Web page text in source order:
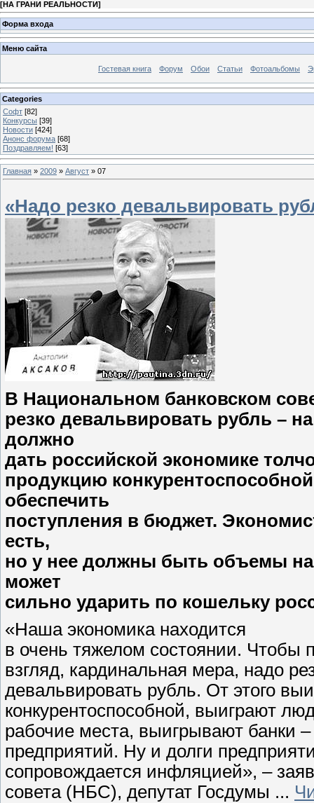
[НА ГРАНИ РЕАЛЬНОСТИ]
Форма входа
Меню сайта
Гостевая книга Форум Обои Статьи Фотоальбомы
Categories
Софт [82]
Конкурсы [39]
Новости [424]
Анонс форума [68]
Поздравляем! [63]
Главная » 2009 » Август » 07
«Надо резко девальвировать
В Национальном банковском
резко девальвировать рубль –
должно
дать российской экономике
продукцию
обеспечить
поступления в бюджет.
есть,
но у нее должны быть объемы
может
сильно ударить по кошельку
«Наша экономика находится
в очень тяжелом состоянии.
взгляд, кардинальная мера, надо
девальвировать рубль. От этого
конкурентоспособной, выиграют
рабочие места, выигрывают банки –
предприятий. Ну и долги
сопровождается инфляцией», –
совета (НБС), депутат Госдумы ...